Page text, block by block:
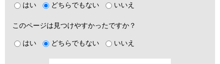
はい どちらでもない いいえ
このページは見つけやすかったですか？
はい どちらでもない いいえ